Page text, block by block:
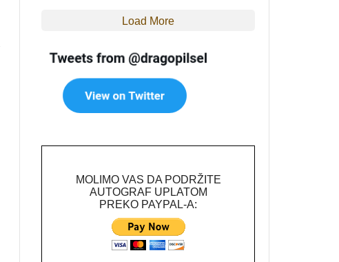
Load More
MOLIMO VAS DA PODRŽITE
AUTOGRAF UPLATOM
PREKO PAYPAL-A: